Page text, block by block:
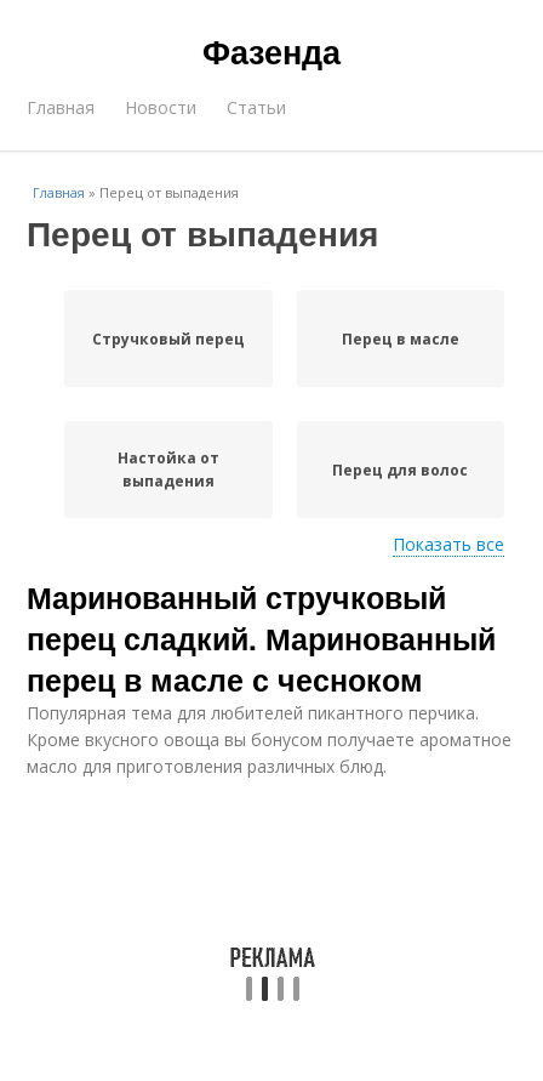
Фазенда
Главная Новости Статьи
Главная » Перец от выпадения
Перец от выпадения
Стручковый перец Перец в масле
Настойка от
выпадения
Перец для волос
Перец для роста
Перец в домашних
условиях
Перец для лечения Сладкий перец
Показать все
Маринованный стручковый
перец сладкий. Маринованный
перец в масле с чесноком
Популярная тема для любителей пикантного перчика.
Кроме вкусного овоща вы бонусом получаете ароматное
масло для приготовления различных блюд.